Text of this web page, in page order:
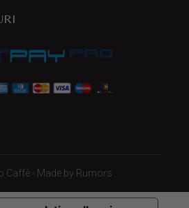
Caffè- Made by Rumors